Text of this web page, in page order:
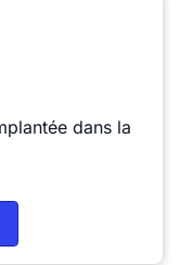
dans la